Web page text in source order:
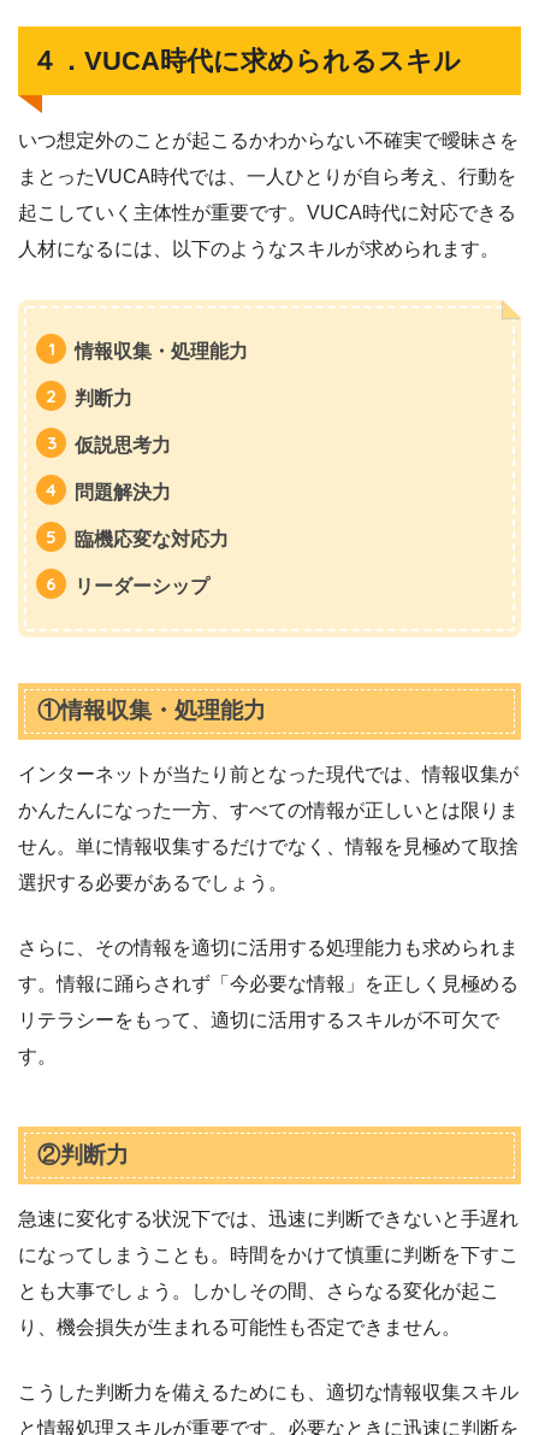
４．VUCA時代に求められるスキル
いつ想定外のことが起こるかわからない不確実で曖昧さを
まとったVUCA時代では、一人ひとりが自ら考え、行動を
起こしていく主体性が重要です。VUCA時代に対応できる
人材になるには、以下のようなスキルが求められます。
情報収集・処理能力
判断力
仮説思考力
問題解決力
臨機応変な対応力
リーダーシップ
①情報収集・処理能力
インターネットが当たり前となった現代では、情報収集が
かんたんになった一方、すべての情報が正しいとは限りま
せん。単に情報収集するだけでなく、情報を見極めて取捨
選択する必要があるでしょう。
さらに、その情報を適切に活用する処理能力も求められま
す。情報に踊らされず「今必要な情報」を正しく見極める
リテラシーをもって、適切に活用するスキルが不可欠で
す。
②判断力
急速に変化する状況下では、迅速に判断できないと手遅れ
になってしまうことも。時間をかけて慎重に判断を下すこ
とも大事でしょう。しかしその間、さらなる変化が起こ
り、機会損失が生まれる可能性も否定できません。
こうした判断力を備えるためにも、適切な情報収集スキル
と情報処理スキルが重要です。必要なときに迅速に判断を